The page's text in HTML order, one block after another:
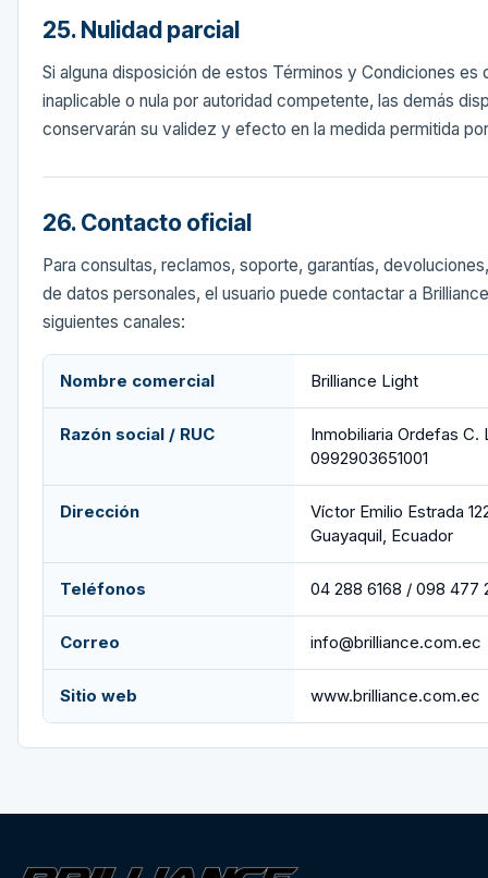
25. Nulidad parcial
Si alguna disposición de estos Términos y Condiciones es
inaplicable o nula por autoridad competente, las demás
conservarán su validez y efecto en la medida permitida
26. Contacto oficial
Para consultas, reclamos, soporte, garantías,
de datos personales, el usuario puede contactar a
siguientes canales:
Nombre comercial Brilliance Light
Razón social / RUC
Inmobiliaria Ordefas C.
0992903651001
Dirección
Víctor Emilio Estrada
Guayaquil, Ecuador
Teléfonos 04 288 6168 / 098 477
Correo info@brilliance.com.ec
Sitio web www.brilliance.com.ec